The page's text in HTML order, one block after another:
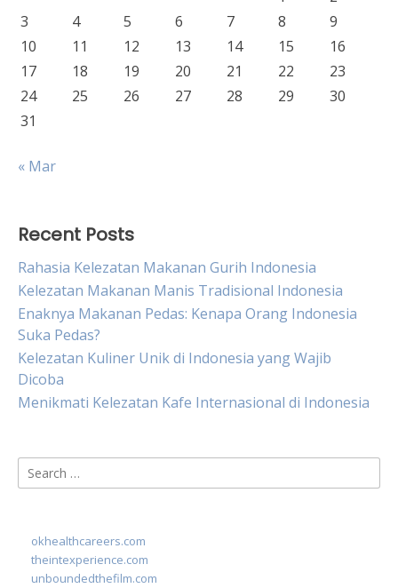
3
4 5 6 7 8
9
10
11 12 13 14 15
16
17
18 19 20 21 22
23
24
25 26 27 28 29
30
31
« Mar
Recent Posts
Rahasia Kelezatan Makanan Gurih Indonesia
Kelezatan Makanan Manis Tradisional Indonesia
Enaknya Makanan Pedas: Kenapa Orang Indonesia
Suka Pedas?
Kelezatan Kuliner Unik di Indonesia yang Wajib
Dicoba
Menikmati Kelezatan Kafe Internasional di Indonesia
Search
for:
okhealthcareers.com
theintexperience.com
unboundedthefilm.com